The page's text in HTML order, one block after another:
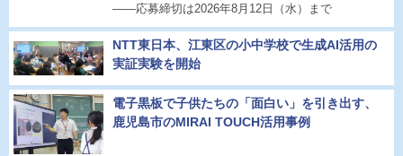
――応募締切は2026年8月12日（水）まで
NTT東日本、江東区の小中学校で生成AI活用の
実証実験を開始
電子黒板で子供たちの「面白い」を引き出す、
鹿児島市のMIRAI TOUCH活用事例